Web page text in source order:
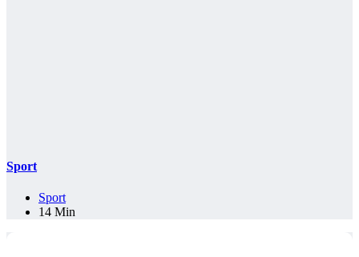
Sport
Sport
14 Min